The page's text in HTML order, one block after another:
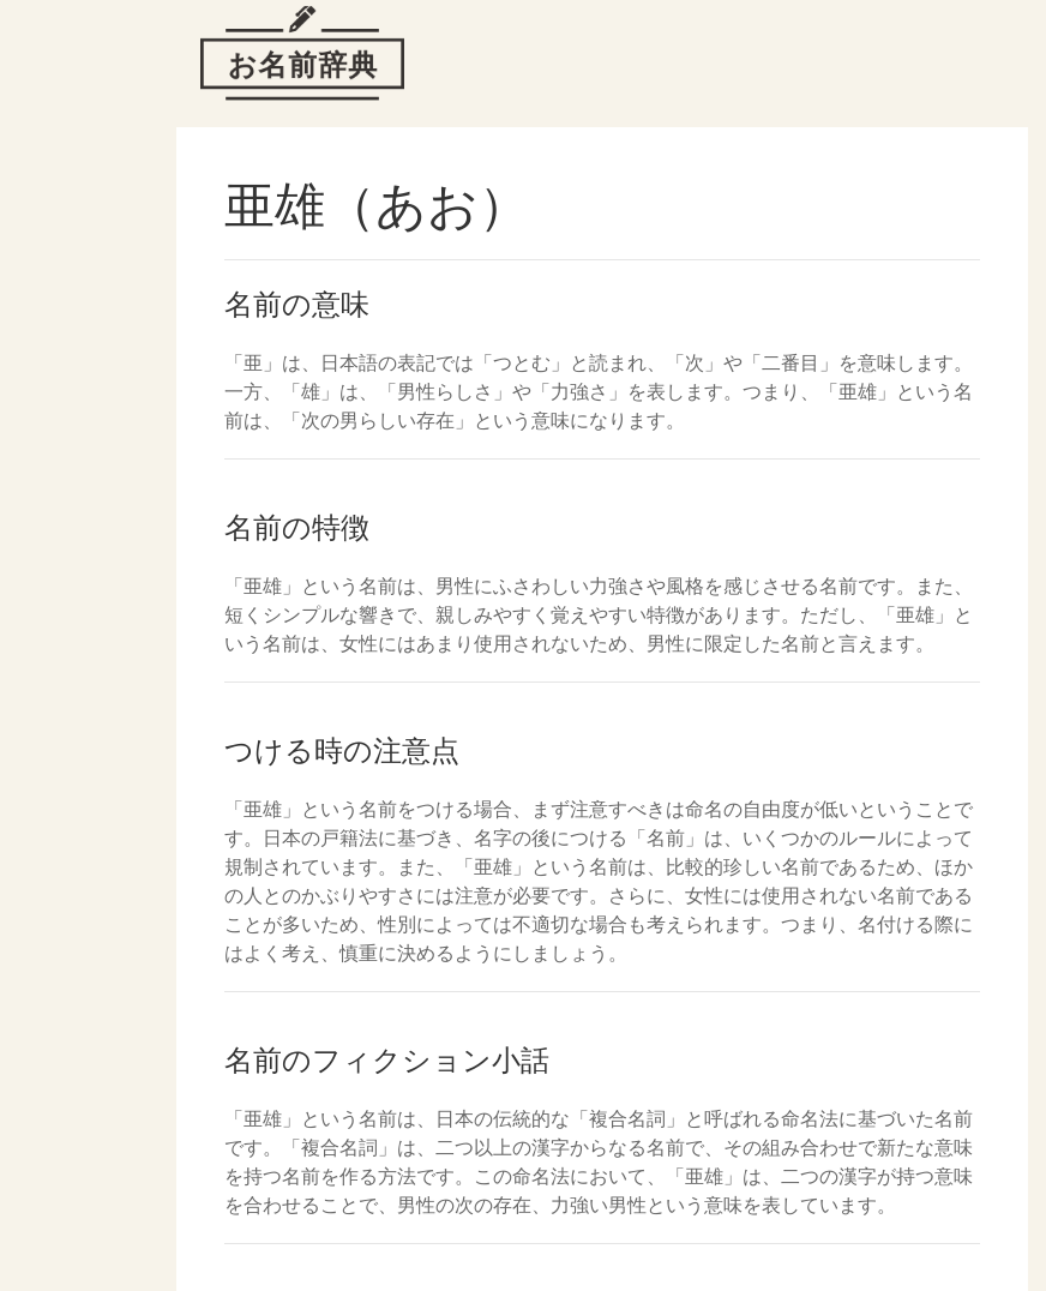
亜雄（あお）
名前の意味
「亜」は、日本語の表記では「つとむ」と読まれ、「次」や「二番目」を意味します。
一方、「雄」は、「男性らしさ」や「力強さ」を表します。つまり、「亜雄」という名
前は、「次の男らしい存在」という意味になります。
名前の特徴
「亜雄」という名前は、男性にふさわしい力強さや風格を感じさせる名前です。また、
短くシンプルな響きで、親しみやすく覚えやすい特徴があります。ただし、「亜雄」と
いう名前は、女性にはあまり使用されないため、男性に限定した名前と言えます。
つける時の注意点
「亜雄」という名前をつける場合、まず注意すべきは命名の自由度が低いということで
す。日本の戸籍法に基づき、名字の後につける「名前」は、いくつかのルールによって
規制されています。また、「亜雄」という名前は、比較的珍しい名前であるため、ほか
の人とのかぶりやすさには注意が必要です。さらに、女性には使用されない名前である
ことが多いため、性別によっては不適切な場合も考えられます。つまり、名付ける際に
はよく考え、慎重に決めるようにしましょう。
名前のフィクション小話
「亜雄」という名前は、日本の伝統的な「複合名詞」と呼ばれる命名法に基づいた名前
です。「複合名詞」は、二つ以上の漢字からなる名前で、その組み合わせで新たな意味
を持つ名前を作る方法です。この命名法において、「亜雄」は、二つの漢字が持つ意味
を合わせることで、男性の次の存在、力強い男性という意味を表しています。